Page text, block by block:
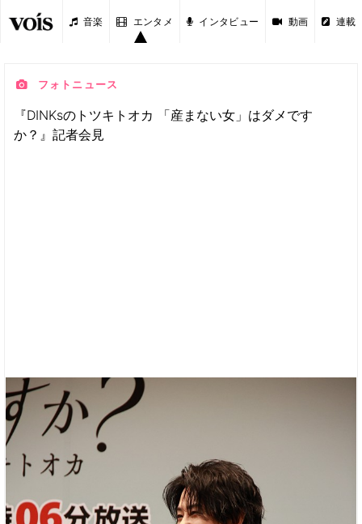
音楽 エンタメ インタビュー 動画 連載
フォトニュース
『DINKsのトツキトオカ 「産まない女」はダメです
か？』記者会見